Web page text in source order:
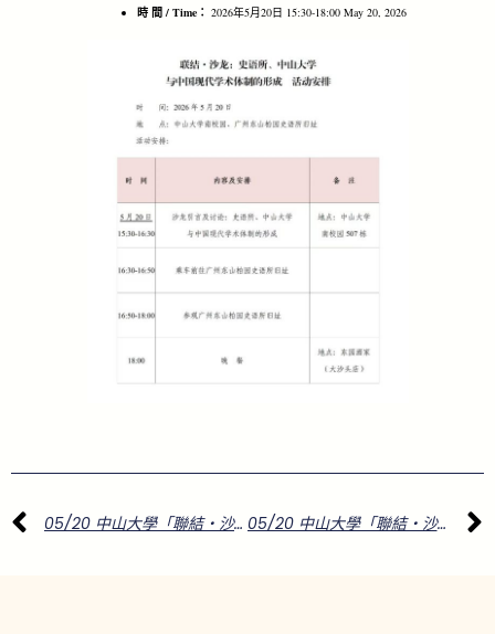
時 間 / Time： 2026年5月20日 15:30-18:00 May 20, 2026
05/20 中山大學「聯結‧沙龍：史語所、中山大學與中國現代學術體制的形成」 05/20 中山大學「聯結‧沙龍：史語所、中山大學與中國現代學術體制的形成」